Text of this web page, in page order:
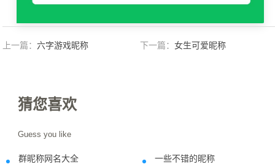
上一篇：六字游戏昵称 下一篇：女生可爱昵称
猜您喜欢
Guess you like
群昵称网名大全 一些不错的昵称